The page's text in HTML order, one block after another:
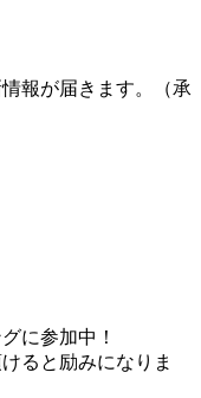
報が届きます。（承
に参加中！
ると励みになりま